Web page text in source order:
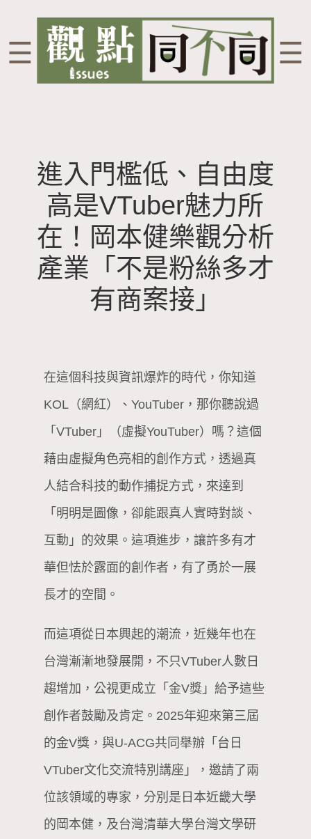
☰ ☰
進入門檻低、自由度
高是VTuber魅力所
在！岡本健樂觀分析
產業「不是粉絲多才
有商案接」
在這個科技與資訊爆炸的時代，你知道
KOL（網紅）、YouTuber，那你聽說過
「VTuber」（虛擬YouTuber）嗎？這個
藉由虛擬角色亮相的創作方式，透過真
人結合科技的動作捕捉方式，來達到
「明明是圖像，卻能跟真人實時對談、
互動」的效果。這項進步，讓許多有才
華但怯於露面的創作者，有了勇於一展
長才的空間。
而這項從日本興起的潮流，近幾年也在
台灣漸漸地發展開，不只VTuber人數日
趨增加，公視更成立「金V獎」給予這些
創作者鼓勵及肯定。2025年迎來第三屆
的金V獎，與U-ACG共同舉辦「台日
VTuber文化交流特別講座」，邀請了兩
位該領域的專家，分別是日本近畿大學
的岡本健，及台灣清華大學台灣文學研